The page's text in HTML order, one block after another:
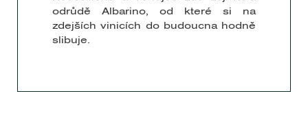
odrůdě Albarino, od které si na
zdejších vinicích do budoucna hodně
slibuje.